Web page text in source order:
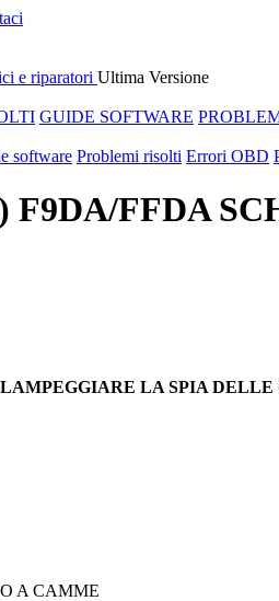
Ultima Versione
GUIDE SOFTWARE
software Problemi risolti Errori OBD
F9DA/FFDA
LAMPEGGIARE LA SPIA DELLE
A CAMME